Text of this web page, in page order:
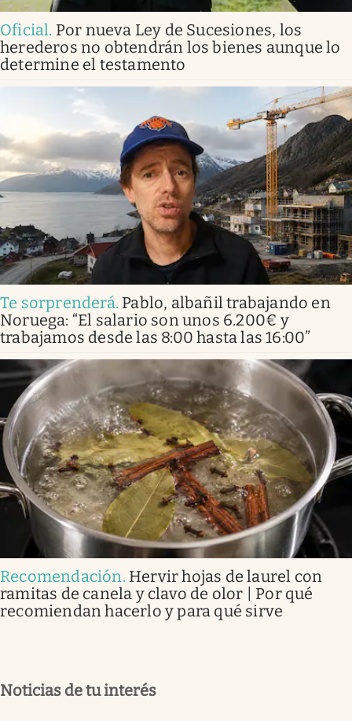
Oficial. Por nueva Ley de Sucesiones, los
herederos no obtendrán los bienes aunque lo
determine el testamento
Te sorprenderá. Pablo, albañil trabajando en
Noruega: “El salario son unos 6.200€ y
trabajamos desde las 8:00 hasta las 16:00”
Recomendación. Hervir hojas de laurel con
ramitas de canela y clavo de olor | Por qué
recomiendan hacerlo y para qué sirve
Noticias de tu interés